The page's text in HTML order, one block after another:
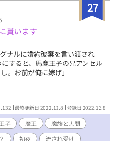
27
貰います
ナルに婚約破棄を言い渡され
すると、馬鹿王子の兄アンセル
。お前が俺に嫁げ」
最終更新日 2022.12.8 登録日 2022.12.8
子 魔王
魔族と人間
初夜 流され受け